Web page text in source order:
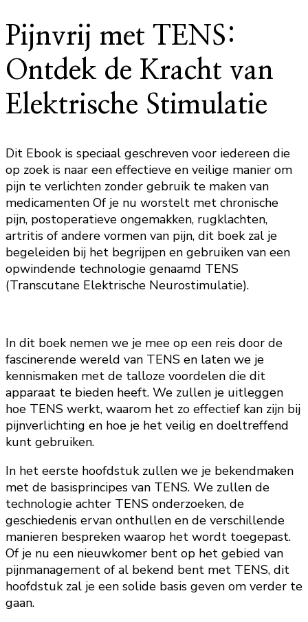
Pijnvrij met TENS:
Ontdek de Kracht van
Elektrische Stimulatie
Dit Ebook is speciaal geschreven voor iedereen die
op zoek is naar een effectieve en veilige manier om
pijn te verlichten zonder gebruik te maken van
medicamenten Of je nu worstelt met chronische
pijn, postoperatieve ongemakken, rugklachten,
artritis of andere vormen van pijn, dit boek zal je
begeleiden bij het begrijpen en gebruiken van een
opwindende technologie genaamd TENS
(Transcutane Elektrische Neurostimulatie).
In dit boek nemen we je mee op een reis door de
fascinerende wereld van TENS en laten we je
kennismaken met de talloze voordelen die dit
apparaat te bieden heeft. We zullen je uitleggen
hoe TENS werkt, waarom het zo effectief kan zijn bij
pijnverlichting en hoe je het veilig en doeltreffend
kunt gebruiken.
In het eerste hoofdstuk zullen we je bekendmaken
met de basisprincipes van TENS. We zullen de
technologie achter TENS onderzoeken, de
geschiedenis ervan onthullen en de verschillende
manieren bespreken waarop het wordt toegepast.
Of je nu een nieuwkomer bent op het gebied van
pijnmanagement of al bekend bent met TENS, dit
hoofdstuk zal je een solide basis geven om verder te
gaan.